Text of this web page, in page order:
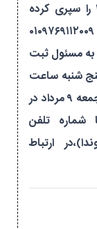
نمایند که دوره تئوری تخصصی درجه ۳ را سپری کرده
باشند. شماره حساب هیات استان : ۰۱۰۹۷۶۹۱۱۲۰۰۹
مسئول ثبت
شنبه ساعت
۱۳ الی ۱۶ بعد از ظهر آزمون ساعت ۱۲ روز جمعه ۹ مرداد در
تلفن
وندا)،در ارتباط